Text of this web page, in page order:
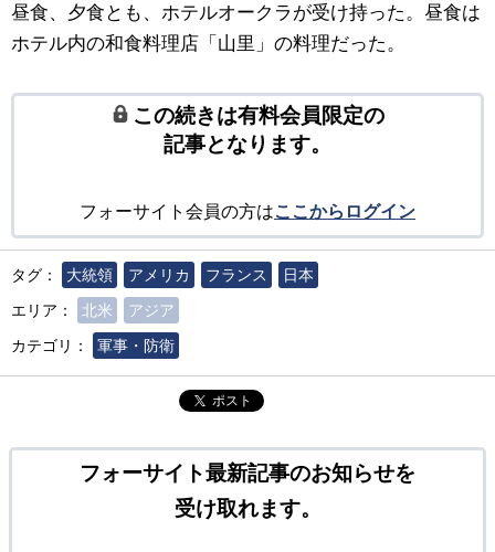
昼食、夕食とも、ホテルオークラが受け持った。昼食は
ホテル内の和食料理店「山里」の料理だった。
この続きは有料会員限定の
記事となります。
フォーサイト会員の方はここからログイン
タグ： 大統領 アメリカ フランス
日本
エリア：
北米
アジア
カテゴリ：
軍事・防衛
ポスト
フォーサイト最新記事のお知らせを
受け取れます。